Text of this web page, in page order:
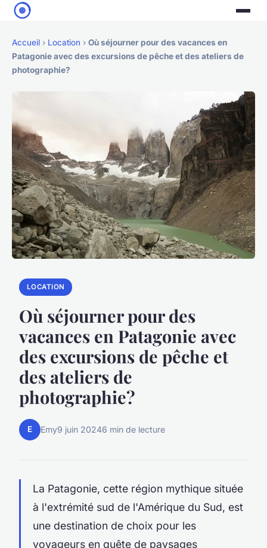
Accueil › Location › Où séjourner pour des vacances en
Patagonie avec des excursions de pêche et des ateliers de
photographie?
LOCATION
Où séjourner pour des
vacances en Patagonie avec
des excursions de pêche et
des ateliers de
photographie?
E Emy9 juin 20246 min de lecture
La Patagonie, cette région mythique située
à l'extrémité sud de l'Amérique du Sud, est
une destination de choix pour les
voyageurs en quête de paysages